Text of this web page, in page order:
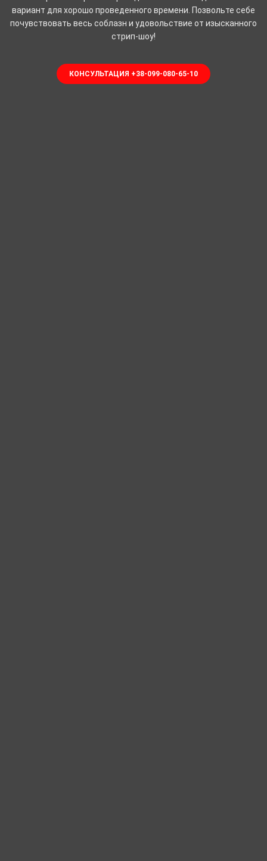
вариант для хорошо проведенного времени. Позвольте себе
почувствовать весь соблазн и удовольствие от изысканного
стрип-шоу!
КОНСУЛЬТАЦИЯ +38-099-080-65-10